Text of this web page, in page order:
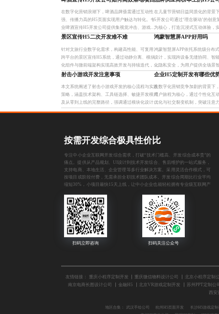
在数字化营销浪潮下，啤酒品牌亟需通过互动性
强、传播力高的H5页面实现用户触达与转化。专
业啤酒宣传H5开发公司提供集视觉冲击、游戏化
交互、社交裂变与数据追踪于一体的定制化解决方
在儿童节营销日益同质化的背景
5开发公司通过‘理念驱动’的创意
为核心，打造沉浸式互动体验，
情感连接。从童年回忆还原到亲
景区宣传H5二次开发难不难
针对文旅行业数字化需求，构建高性能、可复用、
跨平台的景区宣传H5系统，通过动静分离、模块
化组件与微前端架构实现高效开发与持续迭代，助
力景区品牌传播与用户转化。
鸿蒙智慧屏APP好用吗
鸿蒙智慧屏APP依托系统级分布
设计，实现跨设备无缝协同、智
化隐私安全，为用户提供全场景
感流转、应用接力与语音控制等
射击小游戏开发注意事项
本文系统阐述了射击小游戏开发的核心流程与实践
策略，涵盖技术架构、工具链选择、敏捷开发模式
及从零到上线的完整路径，强调通过模块化设计、
企业H5定制开发有哪些优
在数字化营销竞争加剧的背景下
用户旅程为核心，通过个性化互
优化与社交裂变机制，突破注意
按需开发综合极具性价比
专注中小企业互联网开发综合需求，打破“技术门槛高、开发综合成本贵”的
痛点。提供从产品规划、UI设计到技术开发综合、售后维护的一站式服务，
支持电商、本地生活、企业管理等多行业解决方案。采用灵活合作模式，可
按项目或阶段付费，无需承担全职技术团队成本。开发综合周期比行业平均
缩短30%，小项目最快15天上线，让中小企业也能轻松拥有专业级互联网产
友情链接： 重庆小程序定制开发 重庆微信物料设计公司
北京小程序定制
南京电商长图设计公司
金融H5 北京VR游戏定制开发
苏州PPT定制公
西安
地区合集： 武汉手绘公司 杭州H5页面开发
长沙H5游戏定